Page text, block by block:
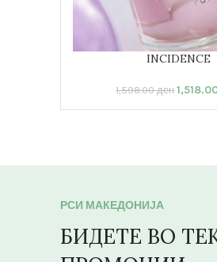
ДОДАЈ ВО КОШНИЦА
INCIDENCE
1,598.00ден
РСИ МАКЕДОНИЈА
БИДЕТЕ ВО